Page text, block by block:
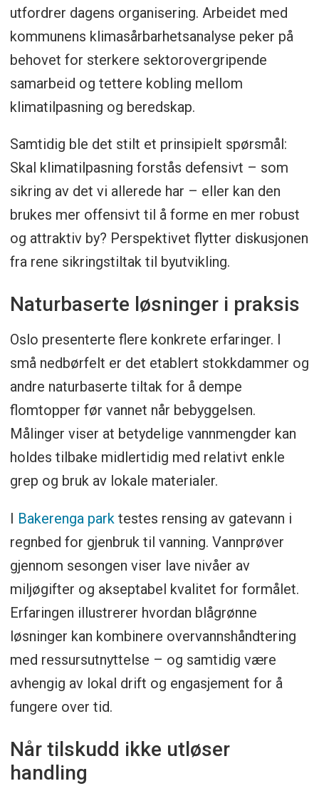
utfordrer dagens organisering. Arbeidet med
kommunens klimasårbarhetsanalyse peker på
behovet for sterkere sektorovergripende
samarbeid og tettere kobling mellom
klimatilpasning og beredskap.
Samtidig ble det stilt et prinsipielt spørsmål:
Skal klimatilpasning forstås defensivt – som
sikring av det vi allerede har – eller kan den
brukes mer offensivt til å forme en mer robust
og attraktiv by? Perspektivet flytter diskusjonen
fra rene sikringstiltak til byutvikling.
Naturbaserte løsninger i praksis
Oslo presenterte flere konkrete erfaringer. I
små nedbørfelt er det etablert stokkdammer og
andre naturbaserte tiltak for å dempe
flomtopper før vannet når bebyggelsen.
Målinger viser at betydelige vannmengder kan
holdes tilbake midlertidig med relativt enkle
grep og bruk av lokale materialer.
I Bakerenga park testes rensing av gatevann i
regnbed for gjenbruk til vanning. Vannprøver
gjennom sesongen viser lave nivåer av
miljøgifter og akseptabel kvalitet for formålet.
Erfaringen illustrerer hvordan blågrønne
løsninger kan kombinere overvannshåndtering
med ressursutnyttelse – og samtidig være
avhengig av lokal drift og engasjement for å
fungere over tid.
Når tilskudd ikke utløser
handling